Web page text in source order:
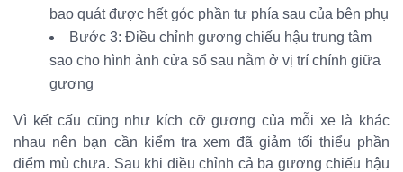
bao quát được hết góc phần tư phía sau của bên phụ
Bước 3: Điều chỉnh gương chiếu hậu trung tâm
sao cho hình ảnh cửa sổ sau nằm ở vị trí chính giữa
gương
Vì kết cấu cũng như kích cỡ gương của mỗi xe là khác
nhau nên bạn cần kiểm tra xem đã giảm tối thiểu phần
điểm mù chưa. Sau khi điều chỉnh cả ba gương chiếu hậu